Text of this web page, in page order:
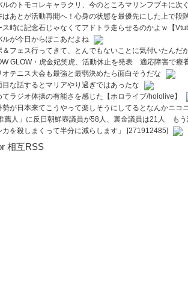
ルのトモコレキャラクリ、今のところマリンフブキに
はあとが活動再開へ！心身の状態を最優先にした上で段
ス時に記念石じゃなくてアドトラ走らせるのかよｗ【
ルが今日からぽこあだよね
＆フェス行ってきて、とんでもないことに気付いたんだ
GLOW・虎金妃笑虎、活動休止を発表 適応障害で療
オテニス大会も最強と最弱決めたら面白そうだな
目な話するとマリアやり過ぎではあったな
てラジオ体操の有能さを感じた【ホロライブ/hololive】
勢が日本来てこうやって楽しそうにしてるとなんかニコ
薦人」に反日朝鮮壺議員が58人、裏金議員は21人 も
カを殺しまくって半分に減らします」 [271912485]
相互RSS